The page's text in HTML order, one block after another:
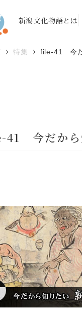
新潟文化物語とは
特集 file-41 今だ
今だから